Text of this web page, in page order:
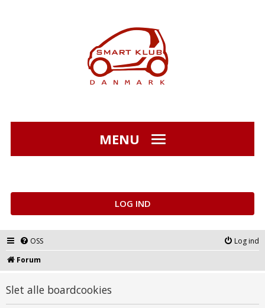
MENU
LOG IND
OSS
Log ind
Forum
Slet alle boardcookies